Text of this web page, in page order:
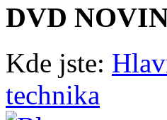
DVD
Kde jste:
technika